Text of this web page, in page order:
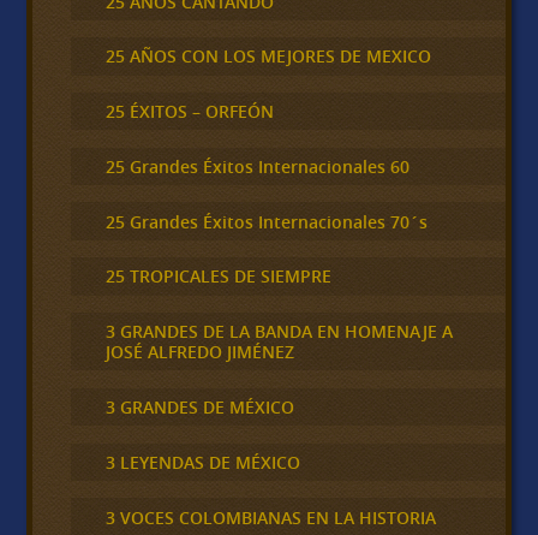
25 AÑOS CON LOS MEJORES DE MEXICO
25 ÉXITOS – ORFEÓN
25 Grandes Éxitos Internacionales 60
25 Grandes Éxitos Internacionales 70´s
25 TROPICALES DE SIEMPRE
3 GRANDES DE LA BANDA EN HOMENAJE A
JOSÉ ALFREDO JIMÉNEZ
3 GRANDES DE MÉXICO
3 LEYENDAS DE MÉXICO
3 VOCES COLOMBIANAS EN LA HISTORIA